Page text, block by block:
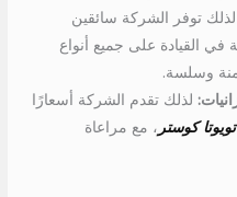
لذلك توفر الشركة سائقين
في القيادة على جميع أنواع
وسلسة.
لذلك تقدم الشركة أسعارًا
كوستر ، مع مراعاة